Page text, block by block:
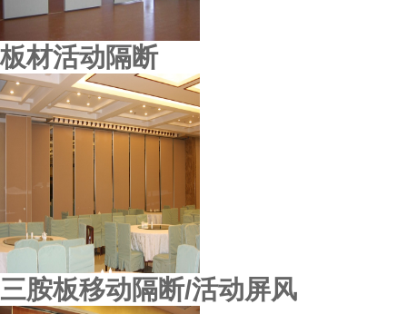
板材活动隔断
三胺板移动隔断/活动屏风